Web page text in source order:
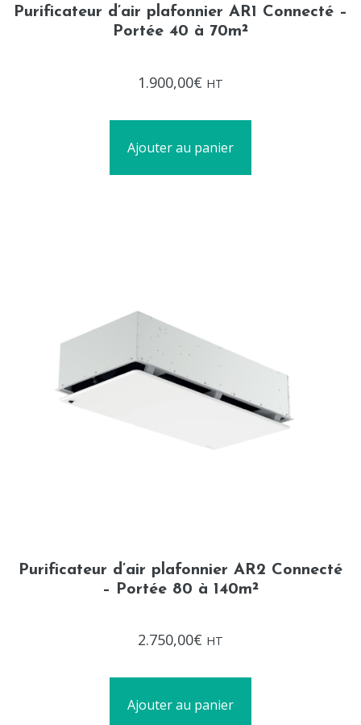
Purificateur d’air plafonnier AR1 Connecté –
Portée 40 à 70m²
0
sur
1.900,00€ HT
Ajouter au panier
Purificateur d’air plafonnier AR2 Connecté
– Portée 80 à 140m²
0
2.750,00€ HT
Ajouter au panier